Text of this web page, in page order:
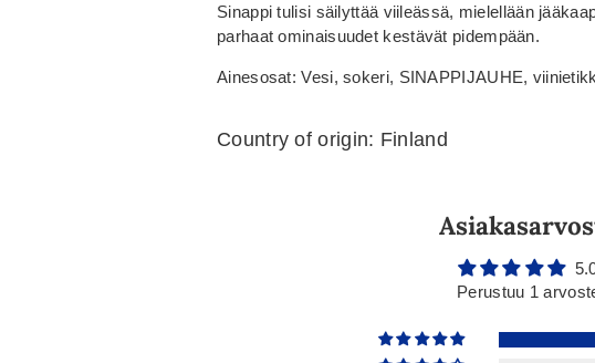
Sinappi tulisi säilyttää viileässä, mielellään
parhaat ominaisuudet kestävät pidempään.
Ainesosat: Vesi, sokeri, SINAPPIJAUHE,
Country of origin: Finland
Perustuu 1